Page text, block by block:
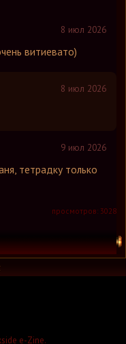
8 июл 2026
витиевато)
8 июл 2026
9 июл 2026
тетрадку только
просмотров: 3028
e-Zine.